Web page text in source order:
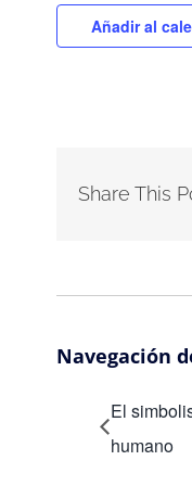
Añadir al
Share This
Navegación
El
humano